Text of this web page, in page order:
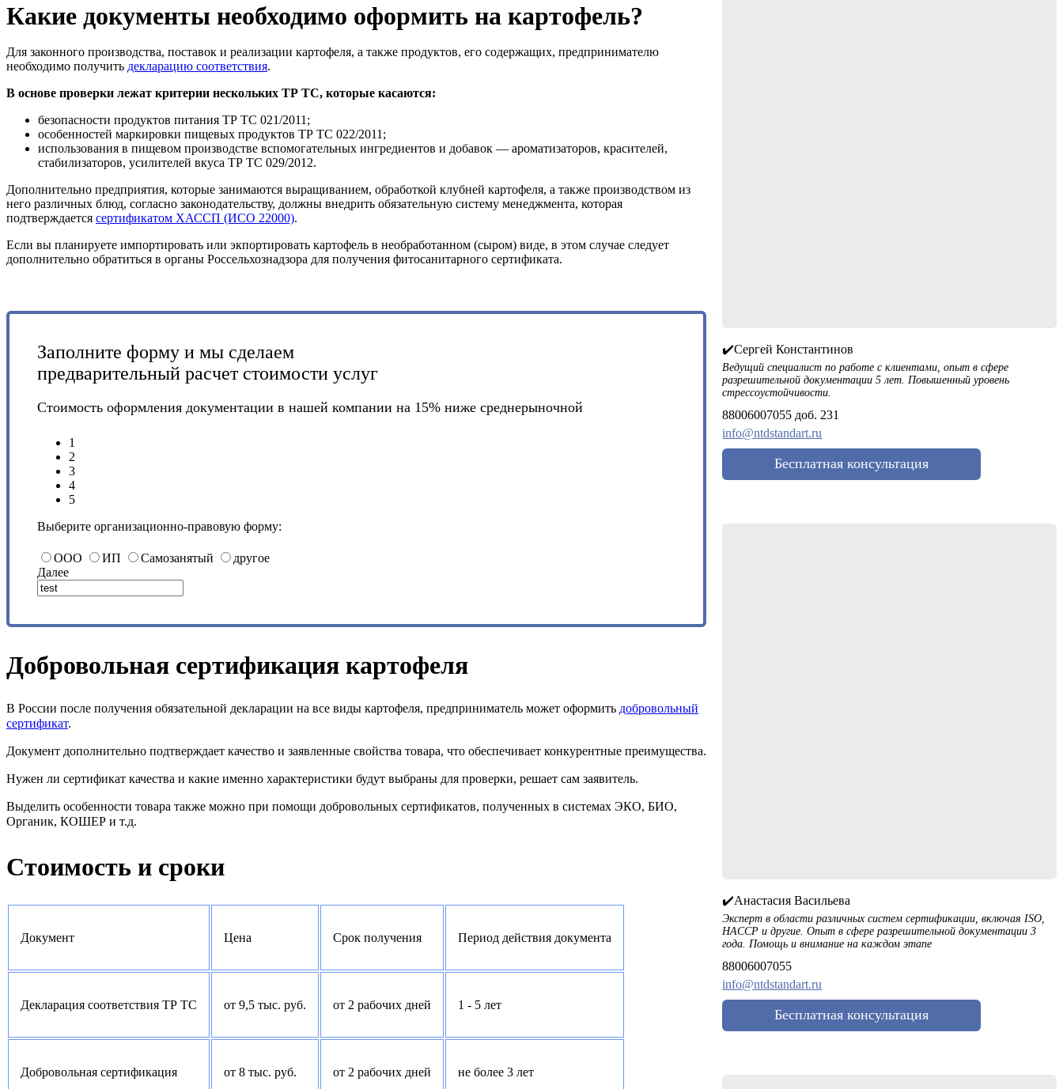
Какие документы необходимо оформить на картофель?
Для законного производства, поставок и реализации картофеля, а также продуктов, его содержащих, предпринимателю
необходимо получить декларацию соответствия.
В основе проверки лежат критерии нескольких ТР ТС, которые касаются:
безопасности продуктов питания ТР ТС 021/2011;
особенностей маркировки пищевых продуктов ТР ТС 022/2011;
использования в пищевом производстве вспомогательных ингредиентов и добавок — ароматизаторов, красителей,
стабилизаторов, усилителей вкуса ТР ТС 029/2012.
Дополнительно предприятия, которые занимаются выращиванием, обработкой клубней картофеля, а также производством из
него различных блюд, согласно законодательству, должны внедрить обязательную систему менеджмента, которая
подтверждается сертификатом ХАССП (ИСО 22000).
Если вы планируете импортировать или экпортировать картофель в необработанном (сыром) виде, в этом случае следует
дополнительно обратиться в органы Россельхознадзора для получения фитосанитарного сертификата.
Заполните форму и мы сделаем
предварительный расчет стоимости услуг
Стоимость оформления документации в нашей компании на 15% ниже среднерыночной
1
2
3
4
5
Выберите организационно-правовую форму:
ООО ИП Самозанятый
другое
Далее
Добровольная сертификация картофеля
В России после получения обязательной декларации на все виды картофеля, предприниматель может оформить добровольный
сертификат.
Документ дополнительно подтверждает качество и заявленные свойства товара, что обеспечивает конкурентные преимущества.
Нужен ли сертификат качества и какие именно характеристики будут выбраны для проверки, решает сам заявитель.
Выделить особенности товара также можно при помощи добровольных сертификатов, полученных в системах ЭКО, БИО,
Органик, КОШЕР и т.д.
Стоимость и сроки
Документ Цена Срок получения Период действия документа
Декларация соответствия ТР ТС от 9,5 тыс. руб. от 2 рабочих дней 1 - 5 лет
Добровольная сертификация от 8 тыс. руб. от 2 рабочих дней не более 3 лет
✔️Сергей Константинов
Ведущий специалист по работе с клиентами, опыт в сфере
разрешительной документации 5 лет. Повышенный уровень
стрессоустойчивости.
88006007055 доб. 231
info@ntdstandart.ru
Бесплатная консультация
✔️Анастасия Васильева
Эксперт в области различных систем сертификации, включая ISO,
HACCP и другие. Опыт в сфере разрешительной документации 3
года. Помощь и внимание на каждом этапе
88006007055
info@ntdstandart.ru
Бесплатная консультация